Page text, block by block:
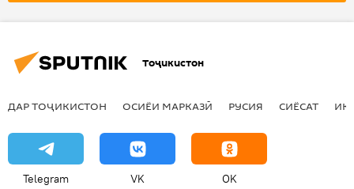
Тоҷикистон
ДАР ТОҶИКИСТОН ОСИЁИ МАРКАЗӢ РУСИЯ СИЁСАТ
Telegram VK OK